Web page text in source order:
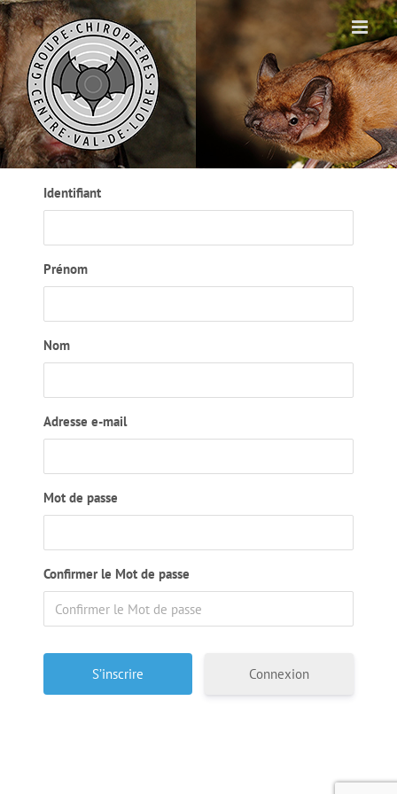
Passer
au
contenu
Identifiant
Prénom
Nom
Adresse e-mail
Mot de passe
Confirmer le Mot de passe
Connexion